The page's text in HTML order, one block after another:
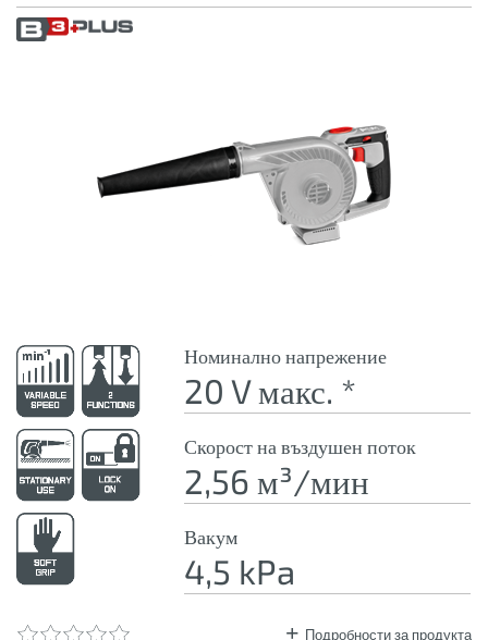
Номинално напрежение
20 V макс. *
Скорост на въздушен поток
2,56 м³/мин
Вакум
4,5 kPa
Подробности за продукта